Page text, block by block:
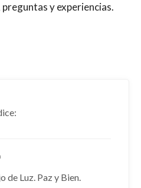
y experiencias.
de Luz. Paz y Bien.